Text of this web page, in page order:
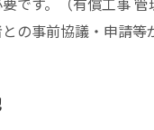
の事前協議・申請等